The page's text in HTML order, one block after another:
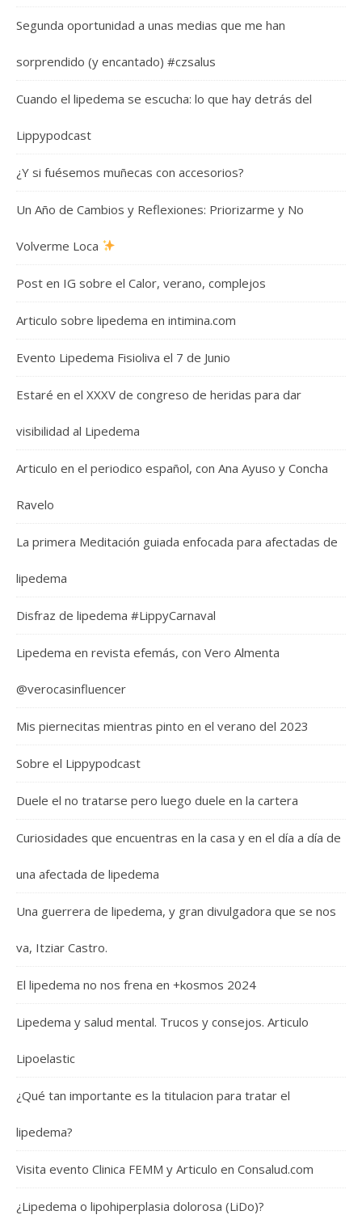
Segunda oportunidad a unas medias que me han
sorprendido (y encantado) #czsalus
Cuando el lipedema se escucha: lo que hay detrás del
Lippypodcast
¿Y si fuésemos muñecas con accesorios?
Un Año de Cambios y Reflexiones: Priorizarme y No
Volverme Loca
Post en IG sobre el Calor, verano, complejos
Articulo sobre lipedema en intimina.com
Evento Lipedema Fisioliva el 7 de Junio
Estaré en el XXXV de congreso de heridas para dar
visibilidad al Lipedema
Articulo en el periodico español, con Ana Ayuso y Concha
Ravelo
La primera Meditación guiada enfocada para afectadas de
lipedema
Disfraz de lipedema #LippyCarnaval
Lipedema en revista efemás, con Vero Almenta
@verocasinfluencer
Mis piernecitas mientras pinto en el verano del 2023
Sobre el Lippypodcast
Duele el no tratarse pero luego duele en la cartera
Curiosidades que encuentras en la casa y en el día a día de
una afectada de lipedema
Una guerrera de lipedema, y gran divulgadora que se nos
va, Itziar Castro.
El lipedema no nos frena en +kosmos 2024
Lipedema y salud mental. Trucos y consejos. Articulo
Lipoelastic
¿Qué tan importante es la titulacion para tratar el
lipedema?
Visita evento Clinica FEMM y Articulo en Consalud.com
¿Lipedema o lipohiperplasia dolorosa (LiDo)?